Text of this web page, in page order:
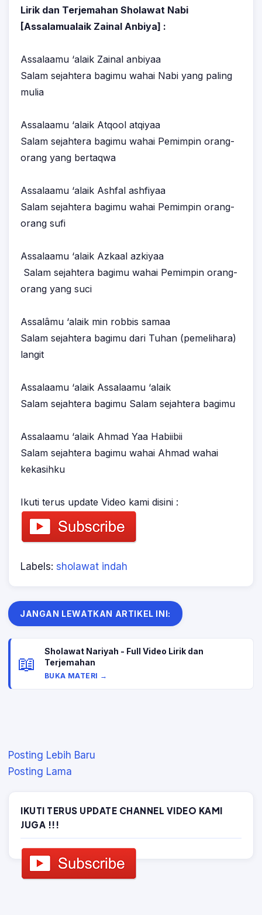
Lirik dan Terjemahan Sholawat Nabi
[Assalamualaik Zainal Anbiya] :
Assalaamu ‘alaik Zainal anbiyaa
Salam sejahtera bagimu wahai Nabi yang paling
mulia
Assalaamu ‘alaik Atqool atqiyaa
Salam sejahtera bagimu wahai Pemimpin orang-
orang yang bertaqwa
Assalaamu ‘alaik Ashfal ashfiyaa
Salam sejahtera bagimu wahai Pemimpin orang-
orang sufi
Assalaamu ‘alaik Azkaal azkiyaa
Salam sejahtera bagimu wahai Pemimpin orang-
orang yang suci
Assalâmu ‘alaik min robbis samaa
Salam sejahtera bagimu dari Tuhan (pemelihara)
langit
Assalaamu ‘alaik Assalaamu ‘alaik
Salam sejahtera bagimu Salam sejahtera bagimu
Assalaamu ‘alaik Ahmad Yaa Habiibii
Salam sejahtera bagimu wahai Ahmad wahai
kekasihku
Ikuti terus update Video kami disini :
Labels: sholawat indah
JANGAN LEWATKAN ARTIKEL INI:
📖
Sholawat Nariyah - Full Video Lirik dan
Terjemahan
BUKA MATERI →
Posting Lebih Baru
Posting Lama
IKUTI TERUS UPDATE CHANNEL VIDEO KAMI
JUGA !!!